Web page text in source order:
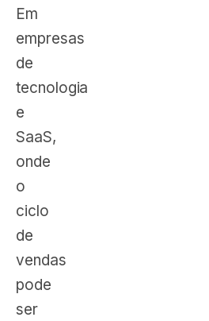
Em
empresas
de
tecnologia
e
SaaS,
onde
o
ciclo
de
vendas
pode
ser